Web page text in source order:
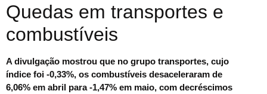
Quedas em transportes e
combustíveis
A divulgação mostrou que no grupo transportes, cujo
índice foi -0,33%, os combustíveis desaceleraram de
6,06% em abril para -1,47% em maio, com decréscimos